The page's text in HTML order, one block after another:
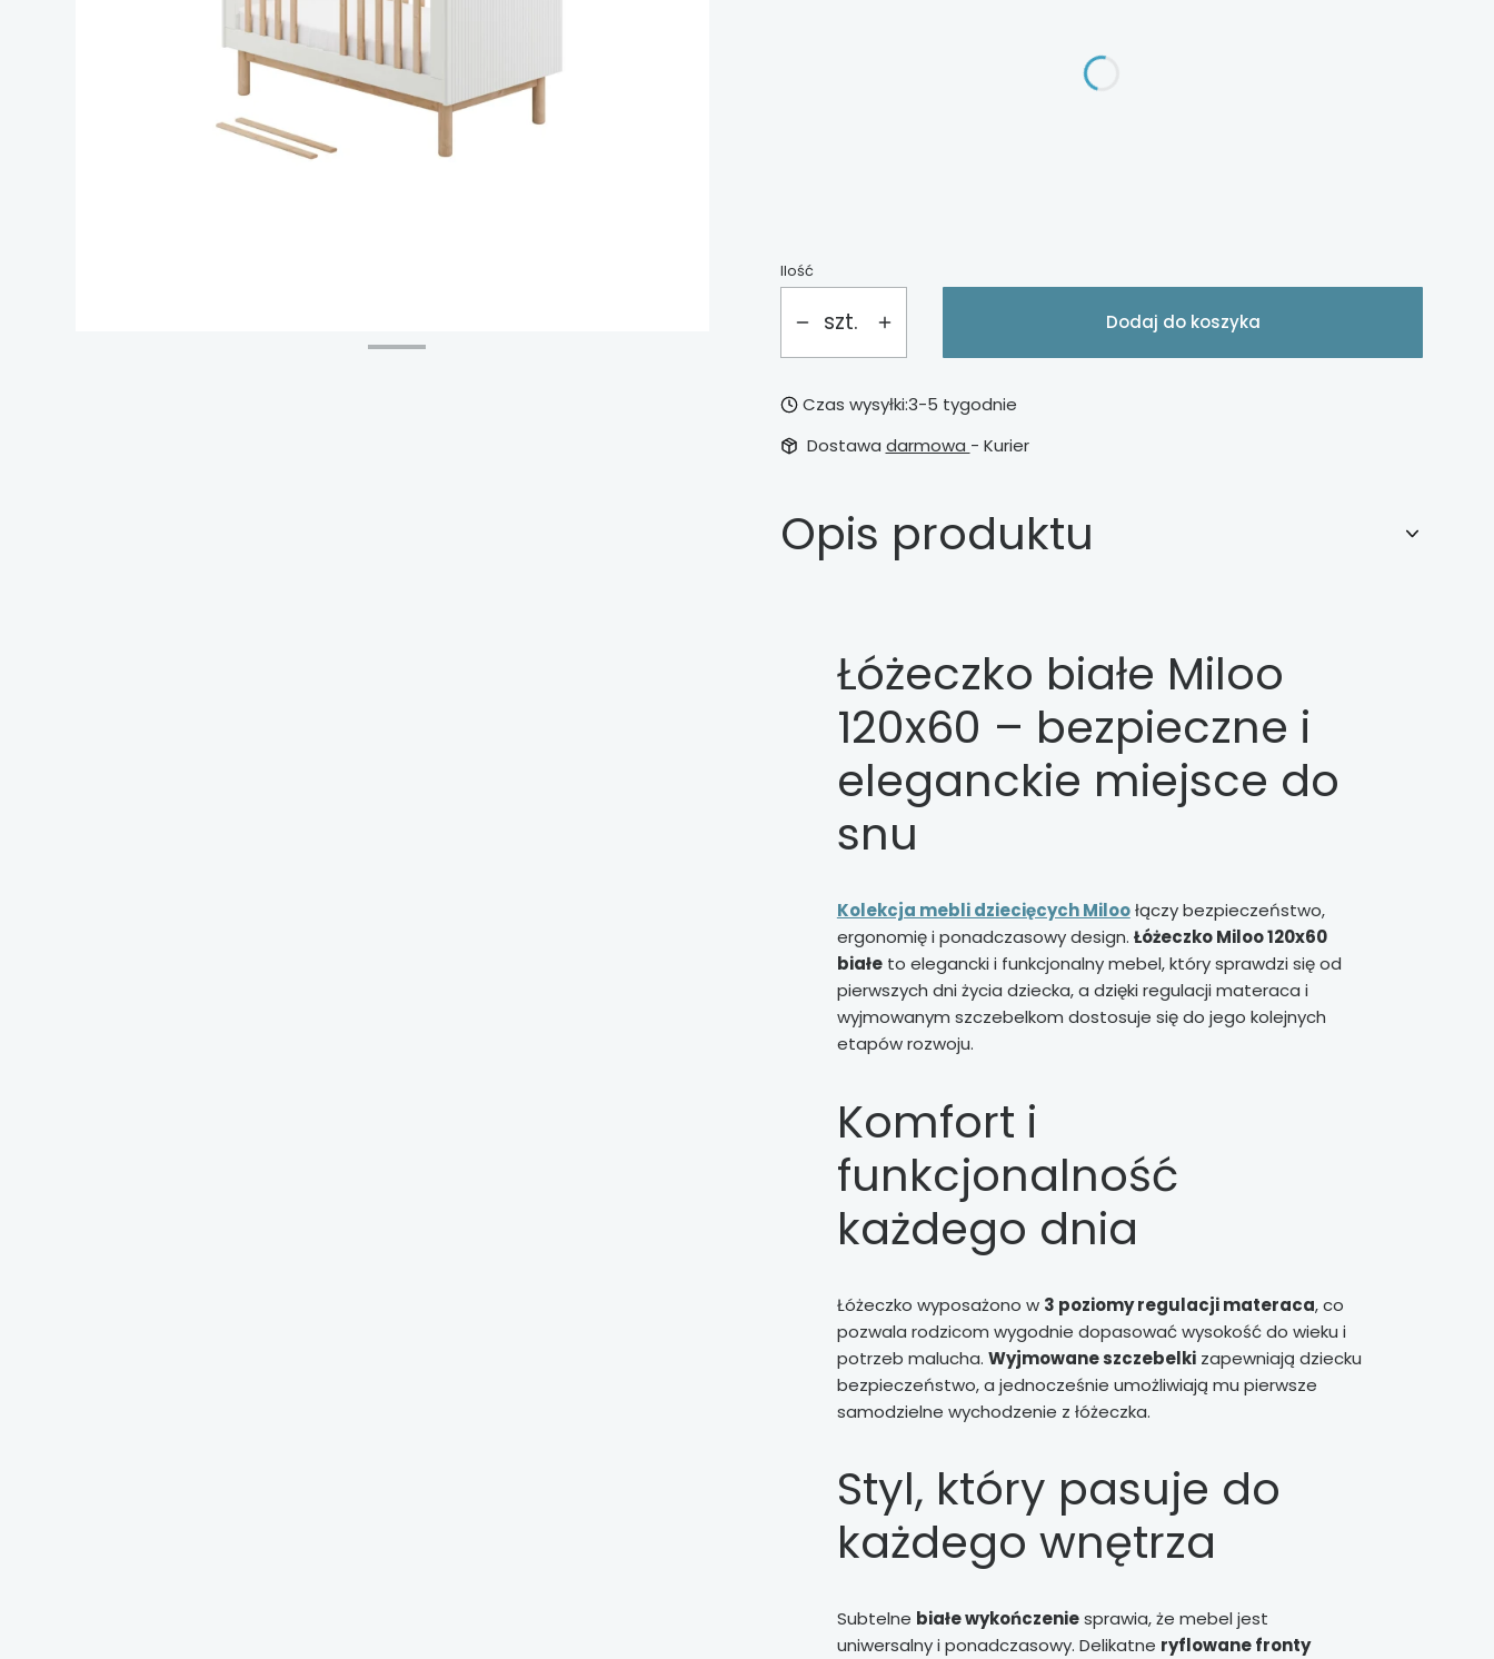
Ilość
szt. Dodaj do koszyka
Czas wysyłki:3-5 tygodnie
Dostawa darmowa - Kurier
Opis produktu
Łóżeczko białe Miloo
120x60 – bezpieczne i
eleganckie miejsce do
snu
Kolekcja mebli dziecięcych Miloołączy bezpieczeństwo,
ergonomię i ponadczasowy design. Łóżeczko Miloo 120x60
białeto elegancki i funkcjonalny mebel, który sprawdzi się od
pierwszych dni życia dziecka, a dzięki regulacji materaca i
wyjmowanym szczebelkom dostosuje się do jego kolejnych
etapów rozwoju.
Komfort i
funkcjonalność
każdego dnia
Łóżeczko wyposażono w 3 poziomy regulacji materaca, co
pozwala rodzicom wygodnie dopasować wysokość do wieku i
potrzeb malucha. Wyjmowane szczebelkizapewniają dziecku
bezpieczeństwo, a jednocześnie umożliwiają mu pierwsze
samodzielne wychodzenie z łóżeczka.
Styl, który pasuje do
każdego wnętrza
Subtelne białe wykończeniesprawia, że mebel jest
uniwersalny i ponadczasowy. Delikatne ryflowane fronty